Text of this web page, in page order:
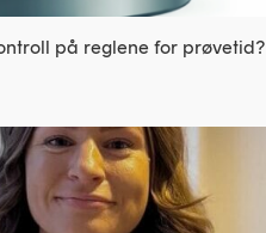
på reglene for prøvetid?